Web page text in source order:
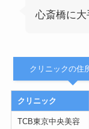
心斎橋に大
クリニックの住
クリニック
TCB東京中央美容